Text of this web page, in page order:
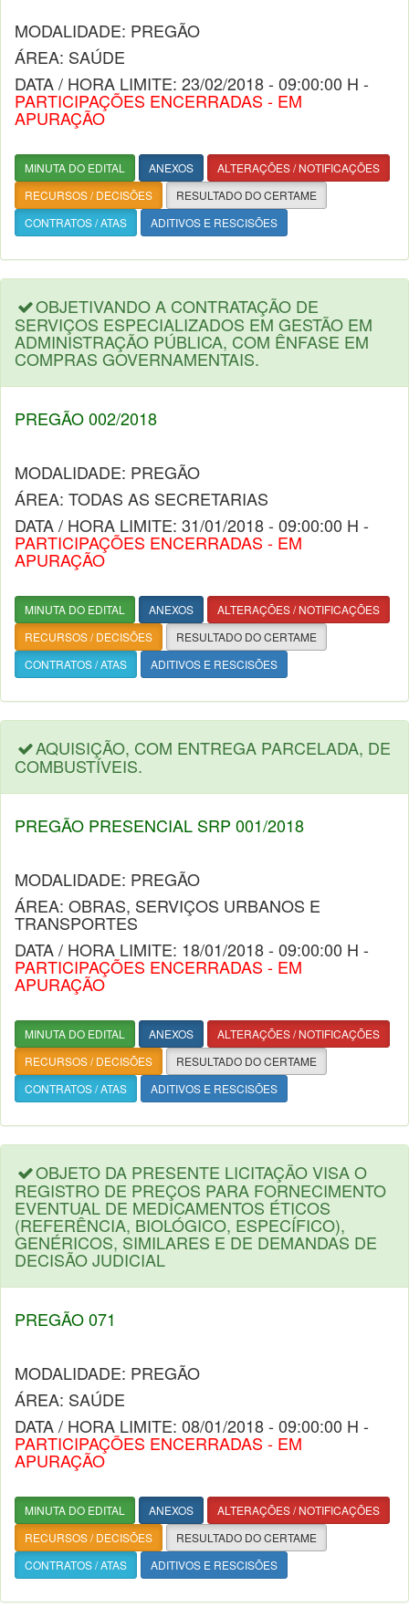
MODALIDADE: PREGÃO
ÁREA: SAÚDE
DATA / HORA LIMITE: 23/02/2018 - 09:00:00 H -
PARTICIPAÇÕES ENCERRADAS - EM
APURAÇÃO
MINUTA DO EDITAL ANEXOS
ALTERAÇÕES / NOTIFICAÇÕES
RECURSOS / DECISÕES
RESULTADO DO CERTAME
CONTRATOS / ATAS
ADITIVOS E RESCISÕES
OBJETIVANDO A CONTRATAÇÃO DE
SERVIÇOS ESPECIALIZADOS EM GESTÃO EM
ADMINISTRAÇÃO PÚBLICA, COM ÊNFASE EM
COMPRAS GOVERNAMENTAIS.
PREGÃO 002/2018
MODALIDADE: PREGÃO
ÁREA: TODAS AS SECRETARIAS
DATA / HORA LIMITE: 31/01/2018 - 09:00:00 H -
PARTICIPAÇÕES ENCERRADAS - EM
APURAÇÃO
MINUTA DO EDITAL ANEXOS
ALTERAÇÕES / NOTIFICAÇÕES
RECURSOS / DECISÕES
RESULTADO DO CERTAME
CONTRATOS / ATAS
ADITIVOS E RESCISÕES
AQUISIÇÃO, COM ENTREGA PARCELADA, DE
COMBUSTÍVEIS.
PREGÃO PRESENCIAL SRP 001/2018
MODALIDADE: PREGÃO
ÁREA: OBRAS, SERVIÇOS URBANOS E
TRANSPORTES
DATA / HORA LIMITE: 18/01/2018 - 09:00:00 H -
PARTICIPAÇÕES ENCERRADAS - EM
APURAÇÃO
MINUTA DO EDITAL ANEXOS
ALTERAÇÕES / NOTIFICAÇÕES
RECURSOS / DECISÕES
RESULTADO DO CERTAME
CONTRATOS / ATAS
ADITIVOS E RESCISÕES
OBJETO DA PRESENTE LICITAÇÃO VISA O
REGISTRO DE PREÇOS PARA FORNECIMENTO
EVENTUAL DE MEDICAMENTOS ÉTICOS
(REFERÊNCIA, BIOLÓGICO, ESPECÍFICO),
GENÉRICOS, SIMILARES E DE DEMANDAS DE
DECISÃO JUDICIAL
PREGÃO 071
MODALIDADE: PREGÃO
ÁREA: SAÚDE
DATA / HORA LIMITE: 08/01/2018 - 09:00:00 H -
PARTICIPAÇÕES ENCERRADAS - EM
APURAÇÃO
MINUTA DO EDITAL ANEXOS
ALTERAÇÕES / NOTIFICAÇÕES
RECURSOS / DECISÕES
RESULTADO DO CERTAME
CONTRATOS / ATAS
ADITIVOS E RESCISÕES